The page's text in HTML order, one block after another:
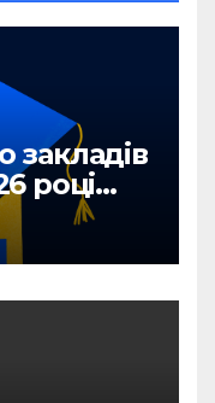
закладів
році
ТОТ та